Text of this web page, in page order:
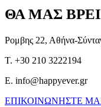
ΘΑ ΜΑΣ
Ρομβης 22, Αθήνα-
T. +30 210 3222194
E. info@happyever.gr
ΕΠΙΚΟΙΝΩΝΗΣΤΕ